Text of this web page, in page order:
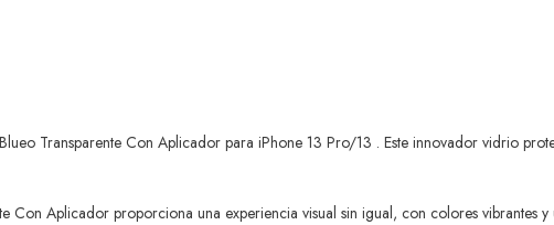
Transparente Con Aplicador para iPhone 13 Pro/13 . Este innovador vidrio
Con Aplicador proporciona una experiencia visual sin igual, con colores vibrantes